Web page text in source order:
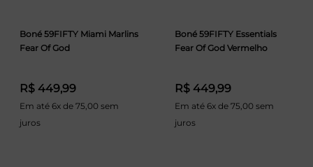
Boné 59FIFTY Miami Marlins
Fear Of God
R$ 449,99
Em até 6x de 75,00 sem
juros
Boné 59FIFTY Essentials
Fear Of God Vermelho
R$ 449,99
Em até 6x de 75,00 sem
juros